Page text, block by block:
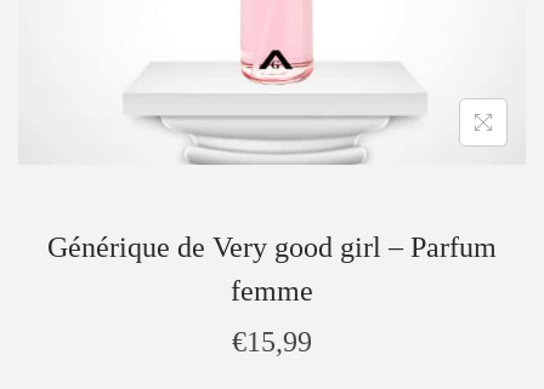
Générique de Very good girl – Parfum
femme
€15,99